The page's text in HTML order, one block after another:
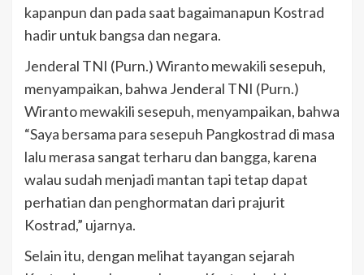
kapanpun dan pada saat bagaimanapun Kostrad
hadir untuk bangsa dan negara.
Jenderal TNI (Purn.) Wiranto mewakili sesepuh,
menyampaikan, bahwa Jenderal TNI (Purn.)
Wiranto mewakili sesepuh, menyampaikan, bahwa
“Saya bersama para sesepuh Pangkostrad di masa
lalu merasa sangat terharu dan bangga, karena
walau sudah menjadi mantan tapi tetap dapat
perhatian dan penghormatan dari prajurit
Kostrad,” ujarnya.
Selain itu, dengan melihat tayangan sejarah